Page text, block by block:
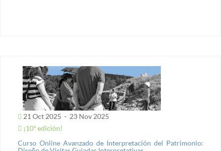
21 Oct 2025 - 23 Nov 2025
¡10ª edición!
Curso Online Avanzado de Interpretación del Patrimonio: